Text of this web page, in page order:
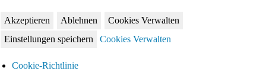
Akzeptieren Ablehnen
Cookies Verwalten
Einstellungen speichern
Cookies Verwalten
Cookie-Richtlinie